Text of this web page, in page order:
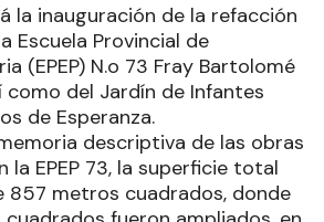
la inauguración de la refacción
Escuela Provincial de
(EPEP) N.o 73 Fray Bartolomé
como del Jardín de Infantes
de Esperanza.
descriptiva de las obras
la EPEP 73, la superficie total
857 metros cuadrados, donde